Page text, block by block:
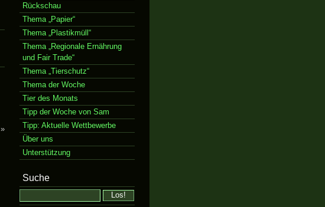
»
Rückschau
Thema „Papier“
Thema „Plastikmüll“
Thema „Regionale Ernährung
und Fair Trade“
Thema „Tierschutz“
Thema der Woche
Tier des Monats
Tipp der Woche von Sam
Tipp: Aktuelle Wettbewerbe
Über uns
Unterstützung
Suche